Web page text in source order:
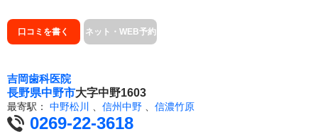
口コミを書く ネット・WEB予約
吉岡歯科医院
長野県中野市大字中野1603
最寄駅： 中野松川 信州中野 信濃竹原
0269-22-3618